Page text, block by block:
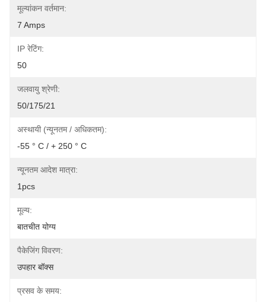
मूल्यांकन वर्तमान:
7 Amps
IP रेटिंग:
50
जलवायु श्रेणी:
50/175/21
अस्थायी (न्यूनतम / अधिकतम):
-55 ° C / + 250 ° C
न्यूनतम आदेश मात्रा:
1pcs
मूल्य:
बातचीत योग्य
पैकेजिंग विवरण:
उपहार बॉक्स
प्रसव के समय: